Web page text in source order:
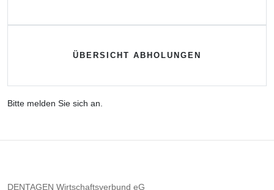
ÜBERSICHT ABHOLUNGEN
Bitte melden Sie sich an.
DENTAGEN Wirtschaftsverbund eG